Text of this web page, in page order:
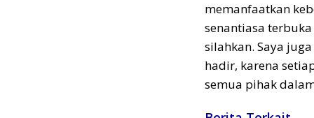
memanfaatkan
senantiasa
silahkan. Saya
hadir, karena
semua pihak